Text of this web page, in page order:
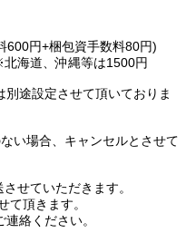
円+梱包資手数料80円)
海道、沖縄等は1500円
途設定させて頂いておりま
い場合、キャンセルとさせて
せていただきます。
頂きます。
絡ください。